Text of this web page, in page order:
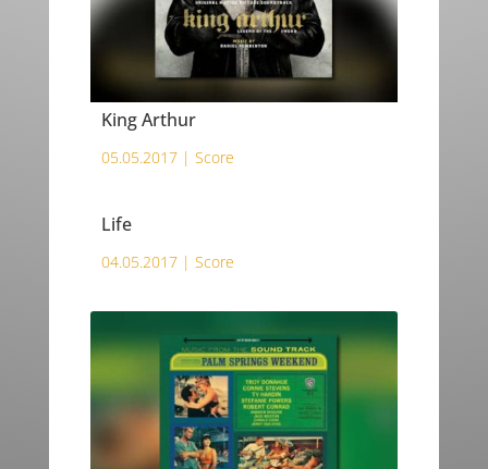
King Arthur
05.05.2017 | Score
Life
04.05.2017 | Score